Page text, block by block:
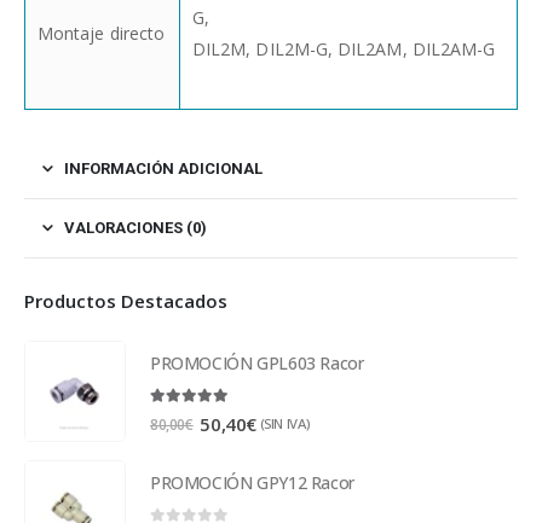
Montaje directo
G,
DIL2M, DIL2M-G, DIL2AM, DIL2AM-G
INFORMACIÓN ADICIONAL
VALORACIONES (0)
Productos Destacados
PROMOCIÓN GPL603 Racor
80,00€ 50,40€ (SIN IVA)
PROMOCIÓN GPY12 Racor